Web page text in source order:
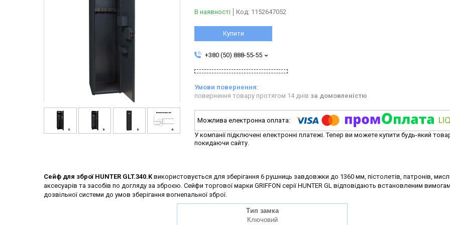
В наявності Код: 1152647052
Купити
+380 (50) 888-55-55
повернення товару протягом 14 днів за домовленістю
У компанії підключені електронні платежі. Тепер ви можете купити будь-який
покидаючи сайту.
Сейф для зброї HUNTER GLT.340.Kвикористовується для зберігання 6 рушниць завдовжки до 1360 мм, пістолетів, патронів,
аксесуарів та засобів по догляду за зброєю. Сейфи торгової марки GRIFFON серії HUNTER GL відповідають встановленим
дозвільної системи до умов зберігання вогнепальної зброї.
Тип замка
Ключовий